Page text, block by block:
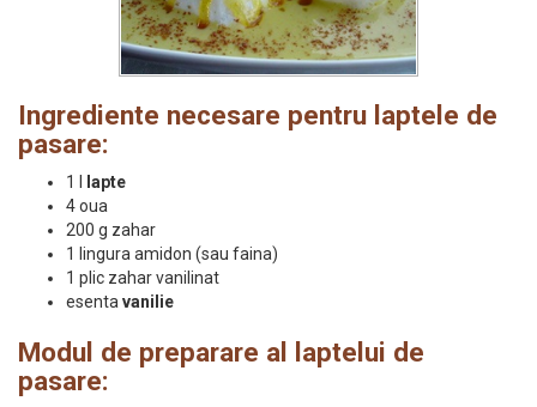
Ingrediente necesare pentru laptele de
pasare:
1 l
lapte
4 oua
200 g zahar
1 lingura amidon (sau faina)
1 plic zahar vanilinat
esenta vanilie
Modul de preparare al laptelui de
pasare: